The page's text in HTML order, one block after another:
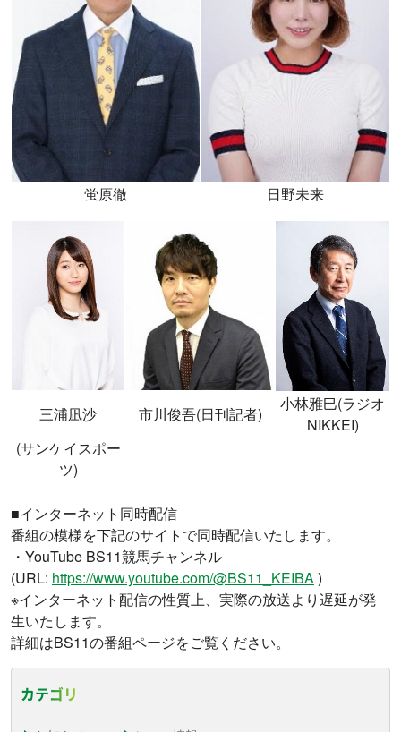
蛍原徹 日野未来
三浦凪沙 市川俊吾(日刊記者)
小林雅巳(ラジオ
NIKKEI)
(サンケイスポー
ツ)
■インターネット同時配信
番組の模様を下記のサイトで同時配信いたします。
・YouTube BS11競馬チャンネル
(URL: https://www.youtube.com/@BS11_KEIBA)
※インターネット配信の性質上、実際の放送より遅延が発
生いたします。
詳細はBS11の番組ページをご覧ください。
カテゴリ